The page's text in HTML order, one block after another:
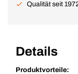
Qualität seit
Details
Produktvorteile: